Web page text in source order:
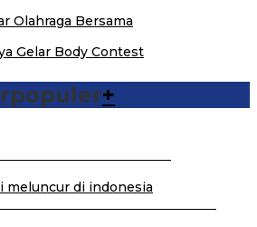
Olahraga Bersama
Gelar Body Contest
+